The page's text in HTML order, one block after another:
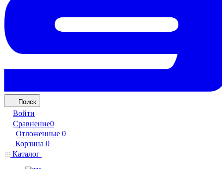
Поиск
Войти
Сравнение0
Отложенные 0
Корзина 0
Каталог